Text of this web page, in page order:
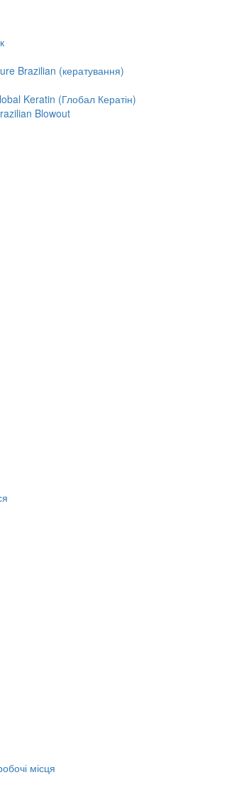
Brazilian (кератування)
Keratin (Глобал Кератін)
Blowout
місця